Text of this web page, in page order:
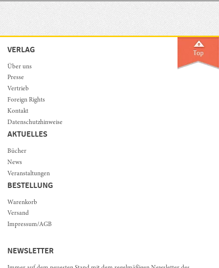
VERLAG
Über uns
Presse
Vertrieb
Foreign Rights
Kontakt
Datenschutzhinweise
AKTUELLES
Bücher
News
Veranstaltungen
BESTELLUNG
Warenkorb
Versand
Impressum/AGB
NEWSLETTER